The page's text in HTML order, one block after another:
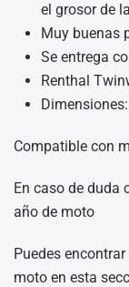
el grosor de
Muy buenas
Se entrega
Renthal
Compatible con
En caso de duda
año de moto
Puedes
moto en esta